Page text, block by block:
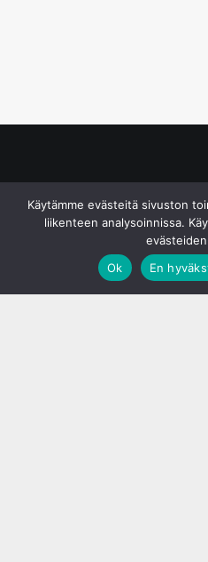
Käytämme evästeitä sivuston
liikenteen analysoinnissa.
Ok
En